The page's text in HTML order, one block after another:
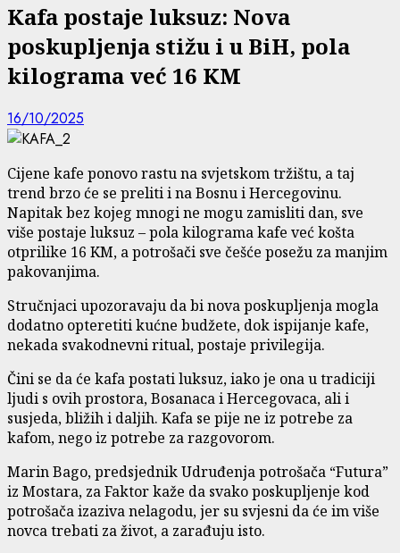
Kafa postaje luksuz: Nova
poskupljenja stižu i u BiH, pola
kilograma već 16 KM
16/10/2025
Cijene kafe ponovo rastu na svjetskom tržištu, a taj
trend brzo će se preliti i na Bosnu i Hercegovinu.
Napitak bez kojeg mnogi ne mogu zamisliti dan, sve
više postaje luksuz – pola kilograma kafe već košta
otprilike 16 KM, a potrošači sve češće posežu za manjim
pakovanjima.
Stručnjaci upozoravaju da bi nova poskupljenja mogla
dodatno opteretiti kućne budžete, dok ispijanje kafe,
nekada svakodnevni ritual, postaje privilegija.
Čini se da će kafa postati luksuz, iako je ona u tradiciji
ljudi s ovih prostora, Bosanaca i Hercegovaca, ali i
susjeda, bližih i daljih. Kafa se pije ne iz potrebe za
kafom, nego iz potrebe za razgovorom.
Marin Bago, predsjednik Udruđenja potrošača “Futura”
iz Mostara, za Faktor kaže da svako poskupljenje kod
potrošača izaziva nelagodu, jer su svjesni da će im više
novca trebati za život, a zarađuju isto.